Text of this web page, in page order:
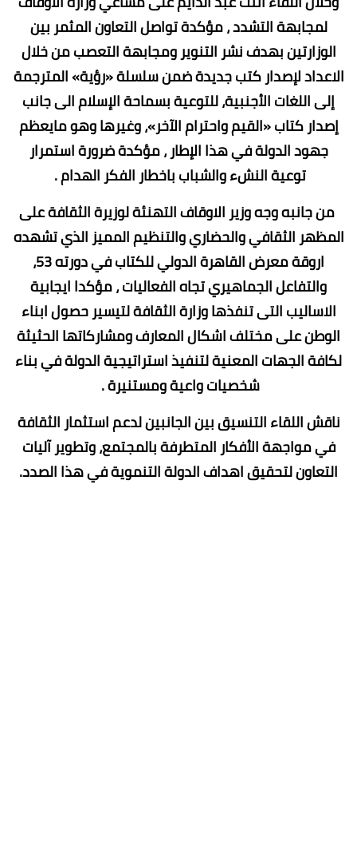
لمجابهة التشدد ، مؤكدة تواصل التعاون المثمر بين
الوزارتين بهدف نشر التنوير ومجابهة التعصب من خلال
الاعداد لإصدار كتب جديدة ضمن سلسلة «رؤية» المترجمة
إلى اللغات الأجنبية، للتوعية بسماحة الإسلام الى جانب
إصدار كتاب «القيم واحترام الآخر»، وغيرها وهو مايعظم
جهود الدولة في هذا الإطار ، مؤكدة ضرورة استمرار
توعية النشء والشباب باخطار الفكر الهدام .
من جانبه وجه وزير الاوقاف التهنئة لوزيرة الثقافة على
المظهر الثقافي والحضاري والتنظيم المميز الذي تشهده
اروقة معرض القاهرة الدولي للكتاب في دورته 53،
والتفاعل الجماهيري تجاه الفعاليات ، مؤكدا ايجابية
الاساليب التى تنفذها وزارة الثقافة لتيسير حصول ابناء
الوطن على مختلف اشكال المعارف ومشاركاتها الحثيثة
لكافة الجهات المعنية لتنفيذ استراتيجية الدولة في بناء
شخصيات واعية ومستنيرة .
ناقش اللقاء التنسيق بين الجانبين لدعم استثمار الثقافة
في مواجهة الأفكار المتطرفة بالمجتمع، وتطوير آليات
التعاون لتحقيق اهداف الدولة التنموية في هذا الصدد.